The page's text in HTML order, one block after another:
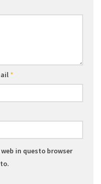
*
in questo browser